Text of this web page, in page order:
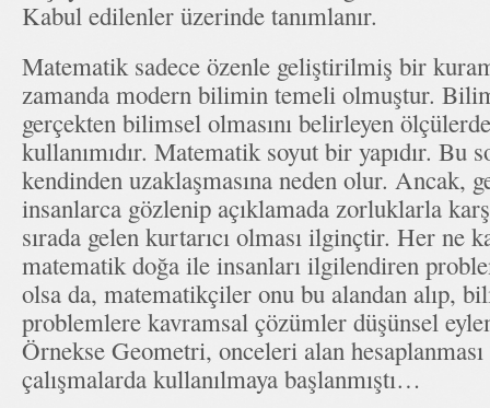
Kabul edilenler üzerinde tanımlanır.
Matematik sadece özenle geliştirilmiş bir
zamanda modern bilimin temeli olmuştur.
gerçekten bilimsel olmasını belirleyen
kullanımıdır. Matematik soyut bir yapıdır.
kendinden uzaklaşmasına neden olur. Ancak,
insanlarca gözlenip açıklamada zorluklarla
sırada gelen kurtarıcı olması ilginçtir. Her ne
matematik doğa ile insanları ilgilendiren
olsa da, matematikçiler onu bu alandan alıp,
problemlere kavramsal çözümler düşünsel
Örnekse Geometri, onceleri alan
çalışmalarda kullanılmaya başlanmıştı…